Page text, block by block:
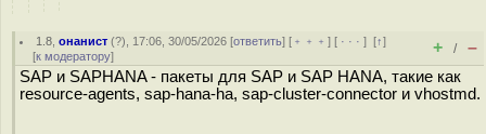
1.8 ,онанист (?), 17:06, 30/05/2026 [ответить] [ ﹢﹢﹢] [ · · ·][↑]
[к модератору] + / –
SAP и SAPHANA - пакеты для SAP и SAP HANA, такие как
resource-agents, sap-hana-ha, sap-cluster-connector и vhostmd.